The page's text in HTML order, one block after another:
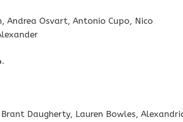
Andrea Osvart, Antonio Cupo, Nico
Daugherty, Lauren Bowles,